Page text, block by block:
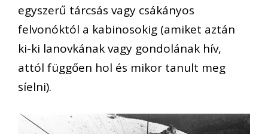
egyszerű tárcsás vagy csákányos
felvonóktól a kabinosokig (amiket aztán
ki-ki lanovkának vagy gondolának hív,
attól függően hol és mikor tanult meg
síelni).